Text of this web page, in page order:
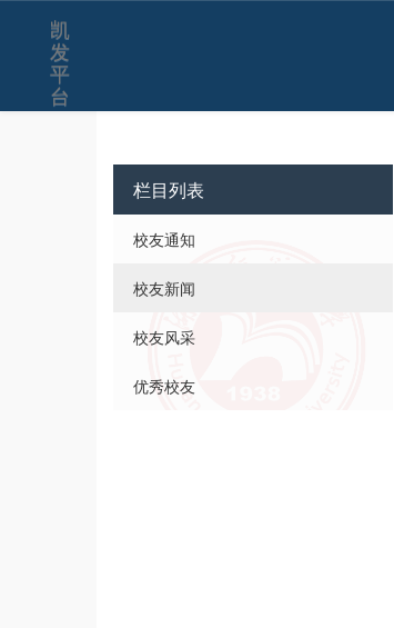
凯
发
平
台
栏目列表
校友通知
校友新闻
校友风采
优秀校友